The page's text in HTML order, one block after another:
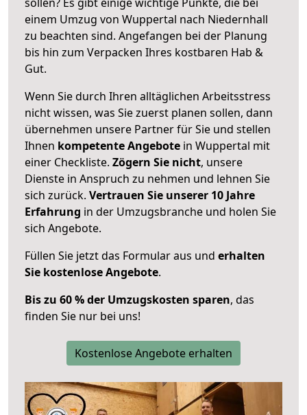
einem Umzug von Wuppertal nach Niedernhall
zu beachten sind. Angefangen bei der Planung
bis hin zum Verpacken Ihres kostbaren Hab &
Gut.
Wenn Sie durch Ihren alltäglichen Arbeitsstress
nicht wissen, was Sie zuerst planen sollen, dann
übernehmen unsere Partner für Sie und stellen
Ihnen kompetente Angebote in Wuppertal mit
einer Checkliste. Zögern Sie nicht, unsere
Dienste in Anspruch zu nehmen und lehnen Sie
sich zurück. Vertrauen Sie unserer 10 Jahre
Erfahrung in der Umzugsbranche und holen Sie
sich Angebote.
Füllen Sie jetzt das Formular aus und erhalten
Sie kostenlose Angebote.
Bis zu 60 % der Umzugskosten sparen, das
finden Sie nur bei uns!
Kostenlose Angebote erhalten